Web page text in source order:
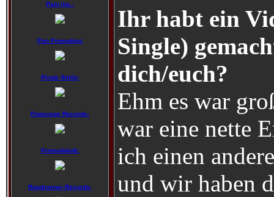
Pain Inc.:
Pan Promotion:
Pirate Smile:
Powerage Records:
Promofabrik:
Roadrunner Records:
Ihr habt ein
Single)
dich/euch?
Ehm es war
war eine nette
ich einen
und wir haben